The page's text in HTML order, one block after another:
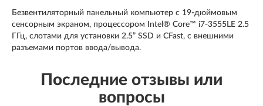
Безвентиляторный панельный компьютер с 19-дюймовым
сенсорным экраном, процессором Intel® Core™ i7-3555LE 2.5
ГГц, слотами для установки 2.5” SSD и CFast, с внешними
разъемами портов ввода/вывода.
Последние отзывы или
вопросы